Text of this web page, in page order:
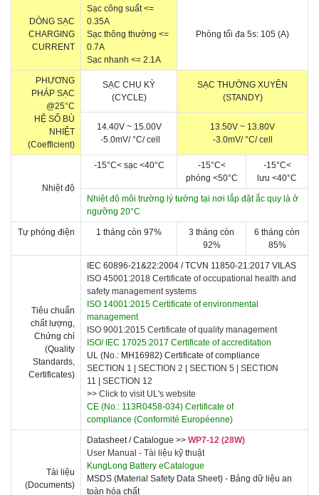
DÒNG SẠC
CHARGING
CURRENT
Sạc công suất <=
0.35A
Sạc thông thường <=
0.7A
Sạc nhanh <= 2.1A
Phóng tối đa 5s: 105 (A)
PHƯƠNG
PHÁP SẠC
@25°C
HỆ SỐ BÙ
NHIỆT
(Coefficient)
SẠC CHU KỲ
(CYCLE)
SẠC THƯỜNG XUYÊN
(STANDY)
14.40V ~ 15.00V
-5.0mV/°C/ cell
13.50V ~ 13.80V
-3.0mV/°C/ cell
Nhiệt độ
-15°C< sạc <40°C -15°C<
phóng <50°C
-15°C<
ưu <40°C
Nhiệt độ môi trường lý tưởng tại nơi lắp đặt ắc quy là ở
ngưỡng 20°C
Tự phóng điện 1 tháng còn 97%
3 tháng còn
92%
6 tháng còn
85%
Tiêu chuẩn
chất lượng,
Chứng chỉ
(Quality
Standards,
Certificates)
IEC 60896-21&22:2004 /TCVN 11850-21:2017 VILAS
ISO 45001:2018 Certificate of occupational health and
safety management systems
ISO 14001:2015 Certificate of environmental
management
ISO 9001:2015 Certificate of quality management
ISO/ IEC 17025:2017 Certificate of accreditation
UL (No.: MH16982) Certificate of compliance
SECTION 1
SECTION 2 SECTION 5
SECTION
11
SECTION 12
>> Click to visit UL's website
CE (No.: 113R0458-034) Certificate of
compliance (Conformité Européenne)
Tài liệu
(Documents)
Datasheet / Catalogue >> WP7-12 (28W)
User Manual - Tài liệu kỹ thuật
KungLong Battery eCatalogue
MSDS (Material Safety Data Sheet) - Bảng dữ liệu an
toàn hóa chất